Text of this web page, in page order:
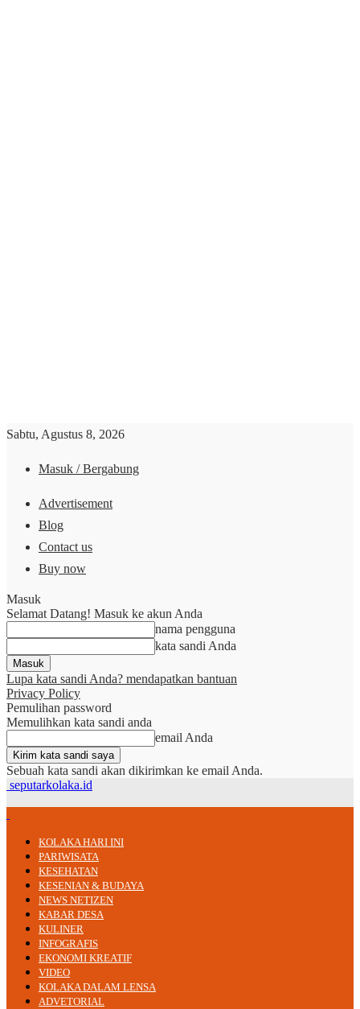
Sabtu, Agustus 8, 2026
Masuk / Bergabung
Advertisement
Blog
Contact us
Buy now
Masuk
Selamat Datang! Masuk ke akun Anda
nama pengguna
kata sandi Anda
Lupa kata sandi Anda? mendapatkan bantuan
Privacy Policy
Pemulihan password
Memulihkan kata sandi anda
email Anda
Sebuah kata sandi akan dikirimkan ke email Anda.
seputarkolaka.id
KOLAKA HARI INI
PARIWISATA
KESEHATAN
KESENIAN & BUDAYA
NEWS NETIZEN
KABAR DESA
KULINER
INFOGRAFIS
EKONOMI KREATIF
VIDEO
KOLAKA DALAM LENSA
ADVETORIAL